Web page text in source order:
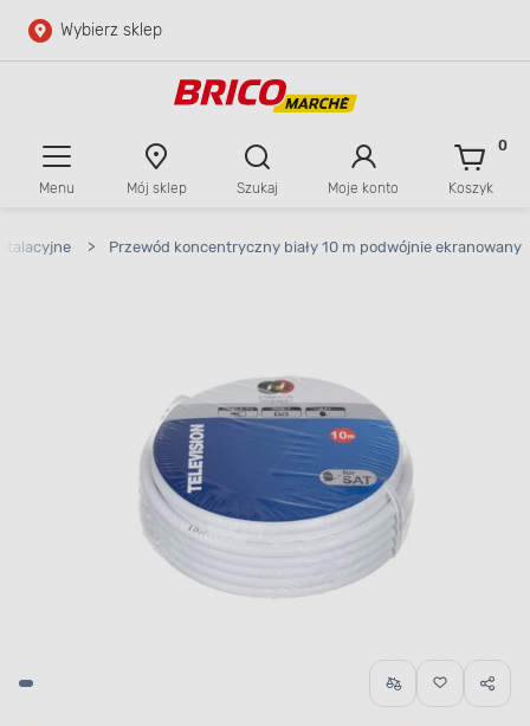
Przejdź do głównej zawartości
Wybierz sklep
Menu Mój sklep Szukaj Moje konto Koszyk
0
> Przewód koncentryczny biały 10 m podwójnie ekranowany